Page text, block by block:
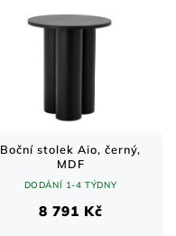
Boční stolek Aio, černý,
MDF
DODÁNÍ 1-4 TÝDNY
8 791 Kč